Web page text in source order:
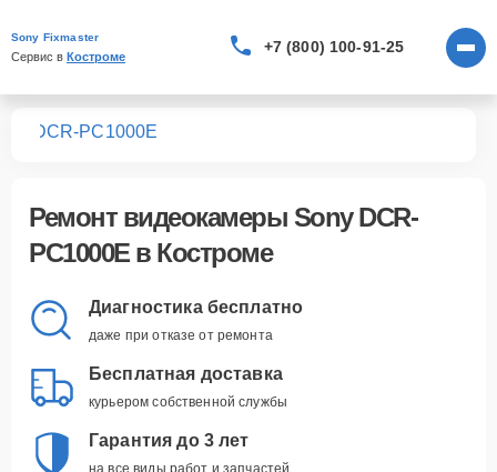
Sony Fixmaster
Сервис в Костроме
+7 (800) 100-91-25
DCR-PC1000E
Ремонт видеокамеры Sony DCR-
PC1000Eв Костроме
Диагностика бесплатно
даже при отказе от ремонта
Бесплатная доставка
курьером собственной службы
Гарантия до 3 лет
на все виды работ и запчастей